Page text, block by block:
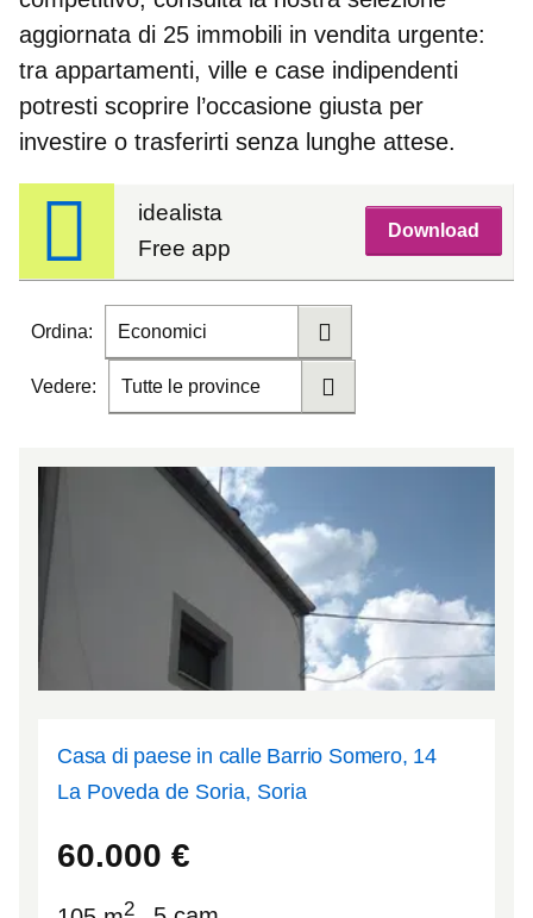
aggiornata di 25 immobili in vendita urgente:
tra appartamenti, ville e case indipendenti
potresti scoprire l’occasione giusta per
investire o trasferirti senza lunghe attese.
idealista
Free app
Download
Ordina: Economici
Vedere: Tutte le province
Casa di paese in calle Barrio Somero, 14
La Poveda de Soria, Soria
60.000 €
2